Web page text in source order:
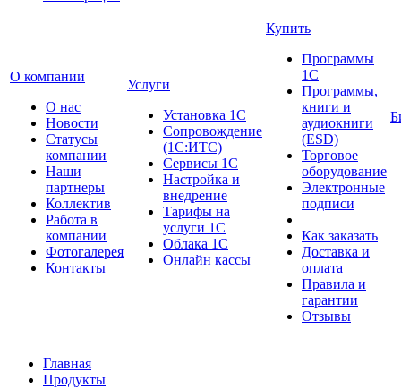
О компании
О нас
Новости
Cтатусы
компании
Наши
партнеры
Коллектив
Работа в
компании
Фотогалерея
Контакты
Услуги
Установка 1С
Сопровождение
(1С:ИТС)
Сервисы 1С
Настройка и
внедрение
Тарифы на
услуги 1С
Облака 1С
Онлайн кассы
Купить
Программы
1С
Программы,
книги и
аудиокниги
(ESD)
Торговое
оборудование
Электронные
подписи
Как заказать
Доставка и
оплата
Правила и
гарантии
Отзывы
Главная
Продукты